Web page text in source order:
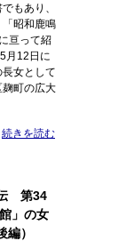
もあり、
昭和鹿鳴
亘って紹
月12日に
女として
町の広大
続きを読む
第34
」の女
）